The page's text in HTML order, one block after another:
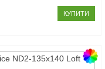
КУПИТИ